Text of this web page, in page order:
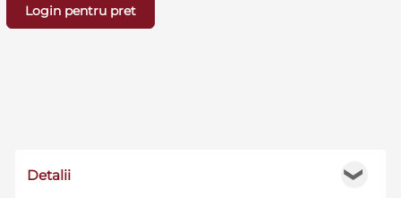
Login pentru pret
❯
Detalii